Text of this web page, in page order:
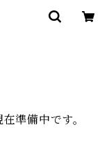
準備中です。